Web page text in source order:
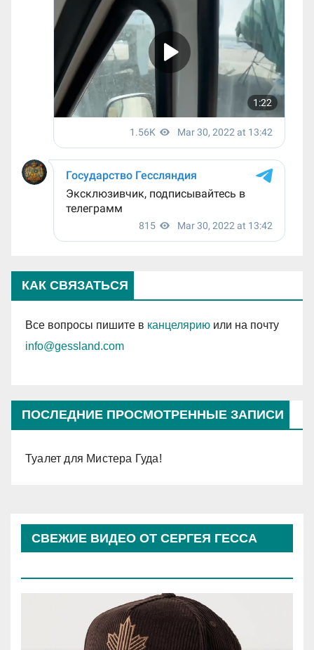
КАК СВЯЗАТЬСЯ
Все вопросы пишите в канцелярию или на почту
info@gessland.com
ПОСЛЕДНИЕ ПРОСМОТРЕННЫЕ ЗАПИСИ
Туалет для Мистера Гуда!
СВЕЖИЕ ВИДЕО ОТ СЕРГЕЯ ГЕССА